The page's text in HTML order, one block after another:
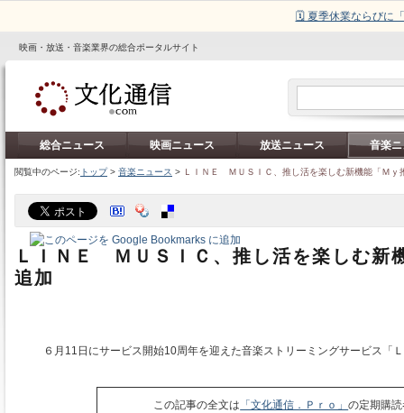
🗓️ 夏季休業ならびに
映画・放送・音楽業界の総合ポータルサイト
総合ニュース 映画ニュース 放送ニュース 音楽
閲覧中のページ: トップ> 音楽ニュース > ＬＩＮＥ ＭＵＳＩＣ、推し活を楽しむ新機能「Ｍｙ
ＬＩＮＥ ＭＵＳＩＣ、推し活を楽しむ新
追加
６月11日にサービス開始10周年を迎えた音楽ストリーミングサービス「
この記事の全文は 「文化通信．Ｐｒｏ」の定期購